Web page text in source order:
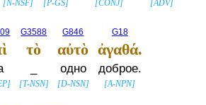
[N-NSF] [P-GS] [CONJ] [ADV]
]
G3588
τὸ
[T-NSN]
G846
αὐτὸ
одно
[D-NSN]
G18
ἀγαθά.
доброе.
[A-NPN]